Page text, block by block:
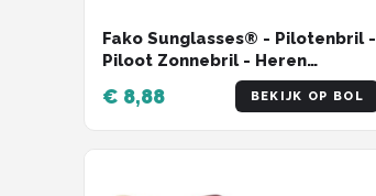
Fako Sunglasses® - Pilotenbril -
Piloot Zonnebril - Heren
Zonnebril - Dames Zonnebril -
Zilver - Zilver
€ 8,88 BEKIJK OP BOL